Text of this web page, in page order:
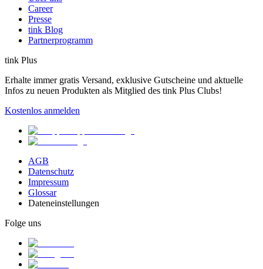
Career
Presse
tink Blog
Partnerprogramm
tink Plus
Erhalte immer gratis Versand, exklusive Gutscheine und aktuelle
Infos zu neuen Produkten als Mitglied des tink Plus Clubs!
Kostenlos anmelden
AGB
Datenschutz
Impressum
Glossar
Dateneinstellungen
Folge uns